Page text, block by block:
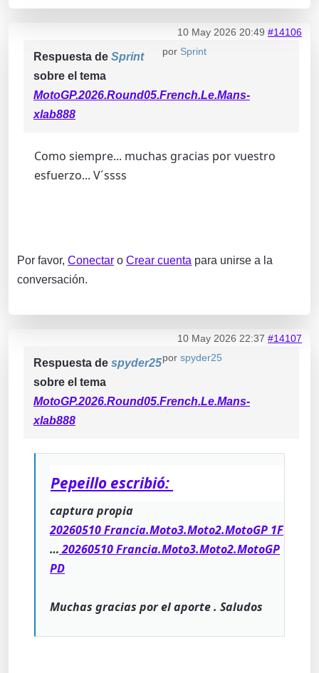
10 May 2026 20:49 #14106
por Sprint
Respuesta de Sprint
sobre el tema
MotoGP.2026.Round05.French.Le.Mans-
xlab888
Como siempre... muchas gracias por vuestro
esfuerzo... V´ssss
Por favor, Conectar o Crear cuenta para unirse a la
conversación.
10 May 2026 22:37 #14107
por spyder25
Respuesta de spyder25
sobre el tema
MotoGP.2026.Round05.French.Le.Mans-
xlab888
Pepeillo escribió:
captura propia
20260510 Francia.Moto3.Moto2.MotoGP 1F
…20260510 Francia.Moto3.Moto2.MotoGP
PD
Muchas gracias por el aporte . Saludos